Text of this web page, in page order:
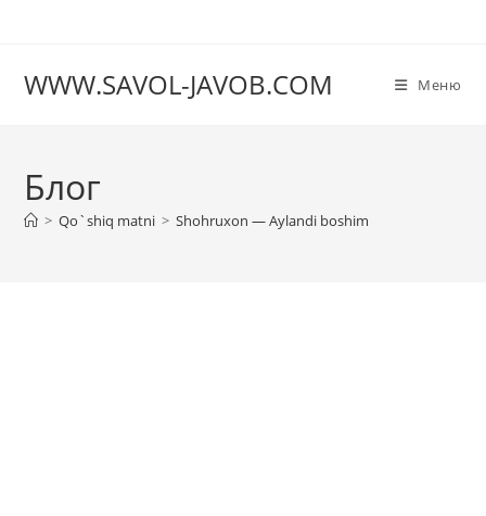
WWW.SAVOL-JAVOB.COM Меню
Блог
> Qo`shiq matni > Shohruxon — Aylandi boshim